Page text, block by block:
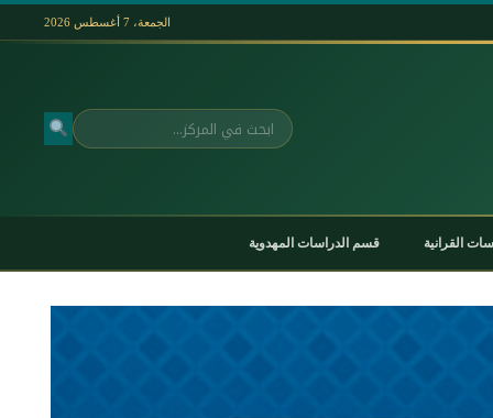
الجمعة، 7 أغسطس 2026
بحث
القرانية قسم الدراسات المهدوية